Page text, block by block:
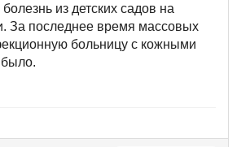
из детских садов на
За последнее время массовых
больницу с кожными